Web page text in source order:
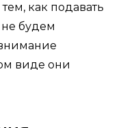
как подавать
не будем
виде они